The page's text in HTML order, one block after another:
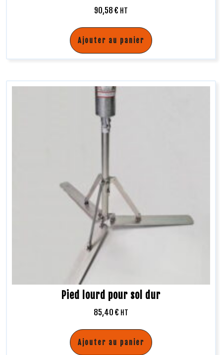
90,58 € HT
Ajouter au panier
Pied lourd pour sol dur
85,40 € HT
Ajouter au panier